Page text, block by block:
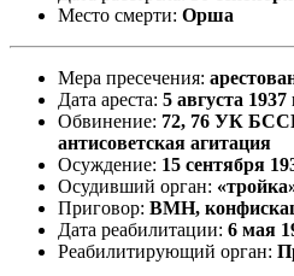
Место смерти: Орша
Мера пресечения:
Дата ареста: 5 августа 1937
Обвинение: 72, 76 УК
антисоветская агитация
Осуждение: 15 сентября
Осудивший орган:
Приговор: ВМН,
Дата реабилитации: 6 мая
Реабилитирующий орган: